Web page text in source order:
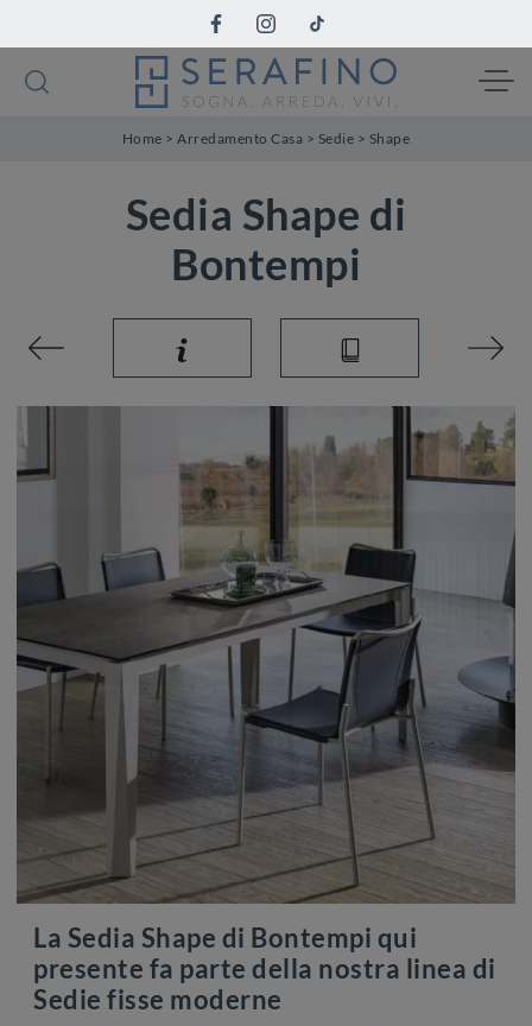
Home >Arredamento Casa > Sedie > Shape
Sedia Shape di
Bontempi
La Sedia Shape di Bontempi qui
presente fa parte della nostra linea di
Sedie fisse moderne